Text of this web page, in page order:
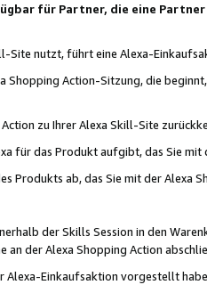
für Partner, die eine
Site nutzt, führt eine Alexa-
Action-Sitzung, die
zu Ihrer Alexa Skill-Site
für das Produkt aufgibt, das Sie mit
Produkts ab, das Sie mit der Alexa
der Skills Session in den
an der Alexa Shopping Action
Einkaufsaktion vorgestellt